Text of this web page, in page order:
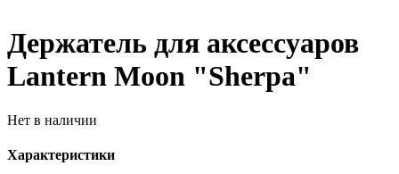
Держатель для аксессуаров
Lantern Moon "Sherpa"
Нет в наличии
Характеристики